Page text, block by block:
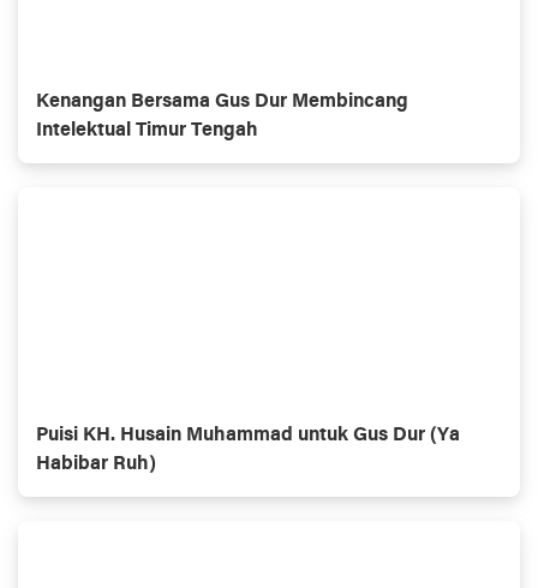
Kenangan Bersama Gus Dur Membincang
Intelektual Timur Tengah
Puisi KH. Husain Muhammad untuk Gus Dur (Ya
Habibar Ruh)